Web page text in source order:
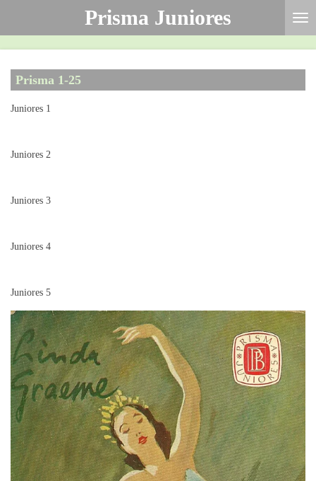
hoofdinhoud
Prisma Juniores
Prisma 1-25
Juniores 1
Juniores 2
Juniores 3
Juniores 4
Juniores 5